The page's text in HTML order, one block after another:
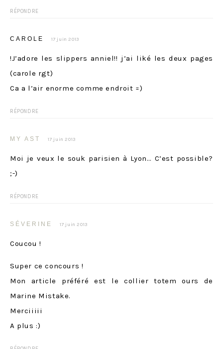
RÉPONDRE
CAROLE 17 juin 2013
!J’adore les slippers anniel!! j’ai liké les deux pages
(carole rgt)
Ca a l’air enorme comme endroit =)
RÉPONDRE
MY AST 17 juin 2013
Moi je veux le souk parisien à Lyon… C’est possible?
;-)
RÉPONDRE
SÉVERINE 17 juin 2013
Coucou !
Super ce concours !
Mon article préféré est le collier totem ours de
Marine Mistake.
Merciiiii
A plus :)